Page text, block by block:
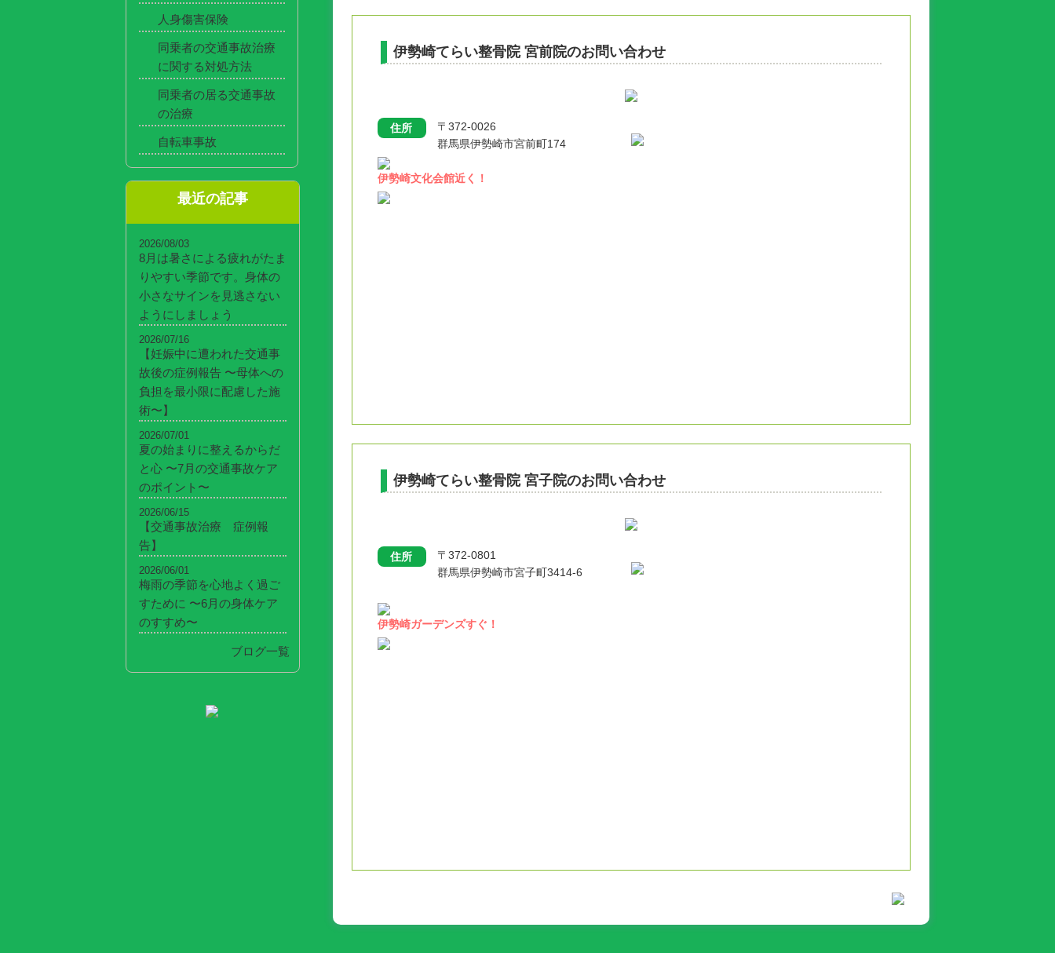
伊勢崎てらい整骨院 宮前院のお問い合わせ
住所
〒372-0026
群馬県伊勢崎市宮前町174
伊勢崎文化会館近く！
伊勢崎てらい整骨院 宮子院のお問い合わせ
住所
〒372-0801
群馬県伊勢崎市宮子町3414-6
伊勢崎ガーデンズすぐ！
人身傷害保険
同乗者の交通事故治療
に関する対処方法
同乗者の居る交通事故
の治療
自転車事故
最近の記事
8月は暑さによる疲れがたま
りやすい季節です。身体の
小さなサインを見逃さない
ようにしましょう
2026/08/03
【妊娠中に遭われた交通事
故後の症例報告 〜母体への
負担を最小限に配慮した施
術〜】
2026/07/16
夏の始まりに整えるからだ
と心 〜7月の交通事故ケア
のポイント〜
2026/07/01
【交通事故治療 症例報
告】
2026/06/15
梅雨の季節を心地よく過ご
すために 〜6月の身体ケア
のすすめ〜
2026/06/01
ブログ一覧